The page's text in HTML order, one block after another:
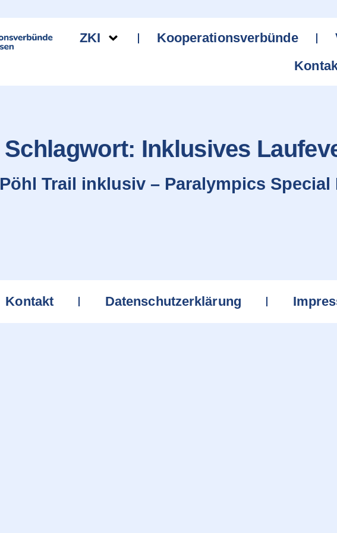
ZKI Kooperationsverbünde
Schlagwort: Inklusives
Pöhl Trail inklusiv – Paralympics Special
Kontakt Datenschutzerklärung